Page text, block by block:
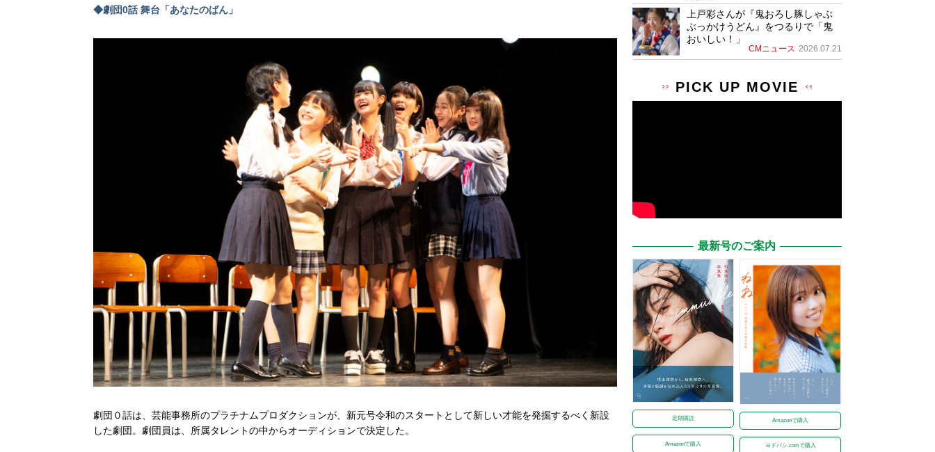
◆劇団0話 舞台「あなたのばん」
劇団０話は、芸能事務所のプラチナムプロダクションが、新元号令和のスタートとして新しい才能を発掘するべく新設
した劇団。劇団員は、所属タレントの中からオーディションで決定した。
上戸彩さんが『鬼おろし豚しゃぶ
ぶっかけうどん』をつるりで「鬼
おいしい！」
CMニュース 2026.07.21
PICK UP MOVIE
最新号のご案内
定期購読
Amazonで購入
Amazonで購入
ヨドバシ.comで購入